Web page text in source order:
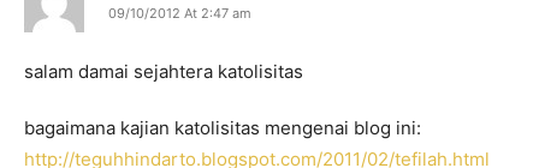
09/10/2012 At 2:47 am
salam damai sejahtera katolisitas
bagaimana kajian katolisitas mengenai blog ini:
http://teguhhindarto.blogspot.com/2011/02/tefilah.html